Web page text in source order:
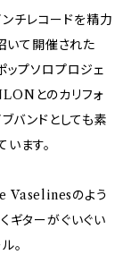
チレコードを精力
いて開催された
プソロプロジェ
とのカリフォ
バンドとしても素
ます。
Vaselinesのよう
ギターがぐいぐい
。